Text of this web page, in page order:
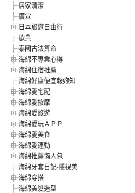
居家清潔
廣宣
日本旅遊自由行
歇業
泰國古法算命
海綿不專業心得
海綿住宿推薦
海綿好康便宜報妳知
海綿愛宅配
海綿愛按摩
海綿愛旅遊
海綿愛玩ＡＰＰ
海綿愛美食
海綿愛運動
海綿推薦懶人包
海綿牙套日記-隱視美
海綿穿搭
海綿美髮造型